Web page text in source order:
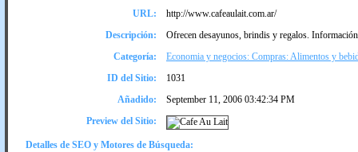
URL:
http://www.cafeaulait.com.ar/
Descripción:
Ofrecen desayunos, brindis y regalos.
Categoría:
Economia y negocios: Compras: Alimentos y
ID del Sitio:
1031
Añadido:
September 11, 2006 03:42:34 PM
Preview del Sitio:
Detalles de SEO y Motores de Búsqueda: